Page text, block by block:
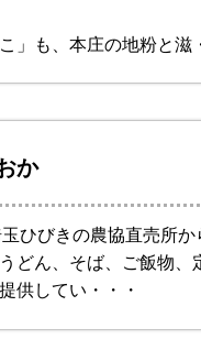
」も、本庄の地粉と滋
か
ひびきの農協直売所か
どん、そば、ご飯物、
供してい・・・